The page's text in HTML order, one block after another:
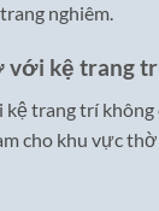
nghiêm.
với kệ trang
trang trí không
cho khu vực